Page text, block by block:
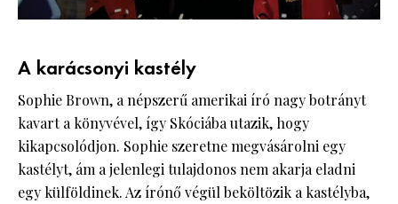
A karácsonyi kastély
Sophie Brown, a népszerű amerikai író nagy botrányt
kavart a könyvével, így Skóciába utazik, hogy
kikapcsolódjon. Sophie szeretne megvásárolni egy
kastélyt, ám a jelenlegi tulajdonos nem akarja eladni
egy külföldinek. Az írónő végül beköltözik a kastélyba,